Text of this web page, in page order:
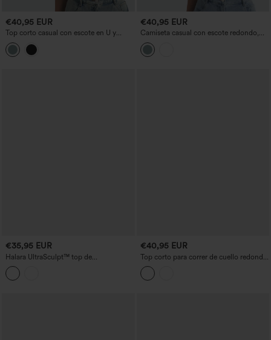
€40,95 EUR
Top corto casual con escote en U y
sujetador incorporado, copas B–E
€40,95 EUR
Camiseta casual con escote redondo,
mangas cortas y sujetador incorporado,
copas B-E
€35,95 EUR
Halara UltraSculpt™ top de
entrenamiento con sujetador integrado,
espalda descubierta con tirantes
cruzados y hebilla ajustable
€40,95 EUR
Top corto para correr de cuello redondo
con sujetador incorporado, InstantCool,
de secado rápido, con bolsillos -
UPF50+